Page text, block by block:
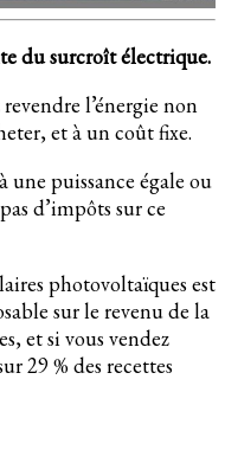
du surcroît électrique.
l’énergie non
et à un coût fixe.
puissance égale ou
d’impôts sur ce
photovoltaïques est
sur le revenu de la
et si vous vendez
29 % des recettes